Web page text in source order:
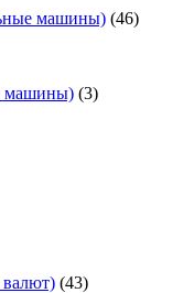
машины) (46)
машины) (3)
валют) (43)